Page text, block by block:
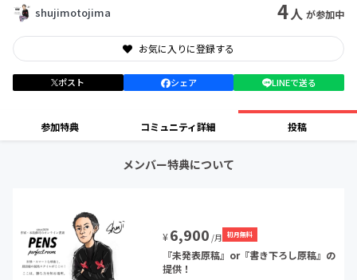
shujimotojima 4人 が参加中
お気に入りに登録する
ポスト シェア LINEで送る
参加特典 コミュニティ詳細 投稿
メンバー特典について
¥6,900 /月 初月無料
『未発表原稿』or『書き下ろし原稿』の
提供！